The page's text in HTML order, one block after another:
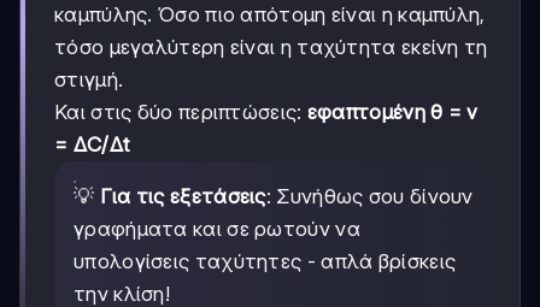
καμπύλης. Όσο πιο απότομη είναι η καμπύλη,
τόσο μεγαλύτερη είναι η ταχύτητα εκείνη τη
στιγμή.
Και στις δύο περιπτώσεις: εφαπτομένη θ = v
= ΔC/Δt
💡 Για τις εξετάσεις: Συνήθως σου δίνουν
γραφήματα και σε ρωτούν να
υπολογίσεις ταχύτητες - απλά βρίσκεις
την κλίση!